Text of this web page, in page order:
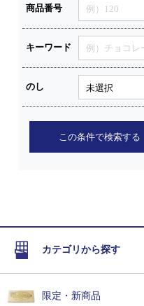
商品番号
キーワード
のし
この条件で検索する
カテゴリから探す
限定・新商品